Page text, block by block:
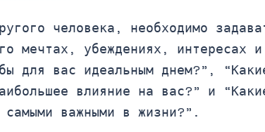
человека, необходимо
мечтах, убеждениях, интересах
для вас идеальным днем?”,
влияние на вас?” и
важными в жизни?”.